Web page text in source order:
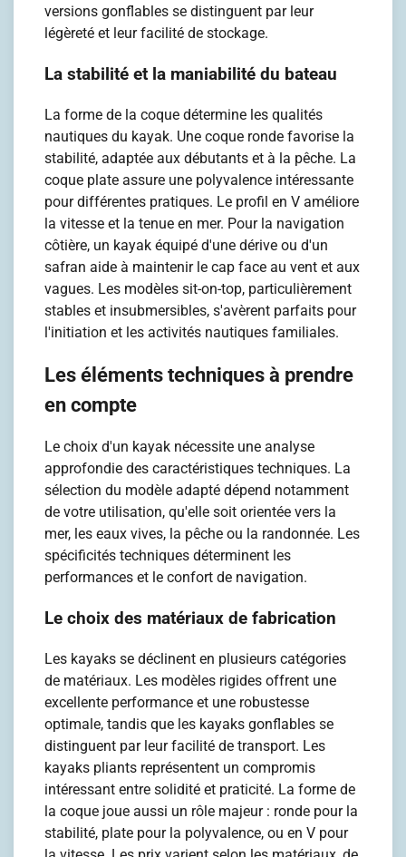
versions gonflables se distinguent par leur
légèreté et leur facilité de stockage.
La stabilité et la maniabilité du bateau
La forme de la coque détermine les qualités
nautiques du kayak. Une coque ronde favorise la
stabilité, adaptée aux débutants et à la pêche. La
coque plate assure une polyvalence intéressante
pour différentes pratiques. Le profil en V améliore
la vitesse et la tenue en mer. Pour la navigation
côtière, un kayak équipé d'une dérive ou d'un
safran aide à maintenir le cap face au vent et aux
vagues. Les modèles sit-on-top, particulièrement
stables et insubmersibles, s'avèrent parfaits pour
l'initiation et les activités nautiques familiales.
Les éléments techniques à prendre
en compte
Le choix d'un kayak nécessite une analyse
approfondie des caractéristiques techniques. La
sélection du modèle adapté dépend notamment
de votre utilisation, qu'elle soit orientée vers la
mer, les eaux vives, la pêche ou la randonnée. Les
spécificités techniques déterminent les
performances et le confort de navigation.
Le choix des matériaux de fabrication
Les kayaks se déclinent en plusieurs catégories
de matériaux. Les modèles rigides offrent une
excellente performance et une robustesse
optimale, tandis que les kayaks gonflables se
distinguent par leur facilité de transport. Les
kayaks pliants représentent un compromis
intéressant entre solidité et praticité. La forme de
la coque joue aussi un rôle majeur : ronde pour la
stabilité, plate pour la polyvalence, ou en V pour